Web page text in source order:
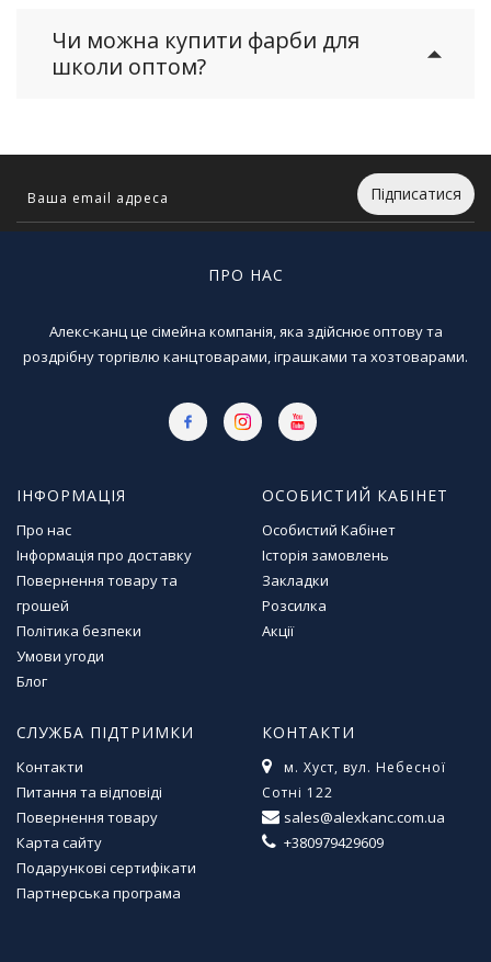
Чи можна купити фарби для
школи оптом?
Підписатися
ПРО НАС
Алекс-канц це сімейна компанія, яка здійснює оптову та
роздрібну торгівлю канцтоварами, іграшками та хозтоварами.
ІНФОРМАЦІЯ
Про нас
Інформація про доставку
Повернення товару та
грошей
Політика безпеки
Умови угоди
Блог
ОСОБИСТИЙ КАБІНЕТ
Особистий Кабінет
Історія замовлень
Закладки
Розсилка
Акції
СЛУЖБА ПІДТРИМКИ
Контакти
Питання та відповіді
Повернення товару
Карта сайту
Подарункові сертифікати
Партнерська програма
КОНТАКТИ
м. Хуст, вул. Небесної
Сотні 122
sales@alexkanc.com.ua
+380979429609